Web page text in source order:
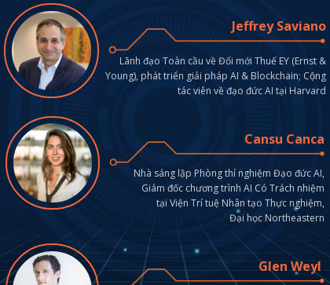
Jeffrey Saviano
Lãnh đạo Toàn cầu về Đổi mới Thuế EY (Ernst &
Young), phát triển giải pháp AI & Blockchain; Cộng
tác viên về đạo đức AI tại Harvard
Cansu Canca
Nhà sáng lập Phòng thí nghiệm Đạo đức AI,
Giám đốc chương trình AI Có Trách nhiệm
tại Viện Trí tuệ Nhân tạo Thực nghiệm,
Đại học Northeastern
Glen Weyl